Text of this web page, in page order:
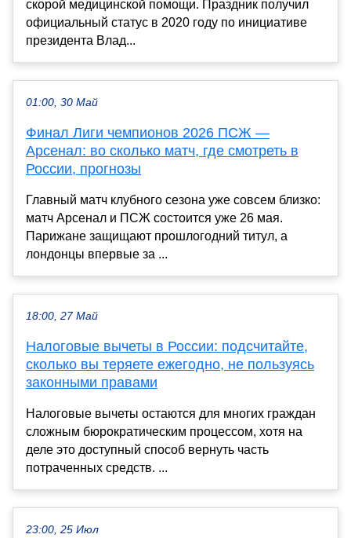
скорой медицинской помощи. Праздник получил
официальный статус в 2020 году по инициативе
президента Влад...
01:00, 30 Май
Финал Лиги чемпионов 2026 ПСЖ —
Арсенал: во сколько матч, где смотреть в
России, прогнозы
Главный матч клубного сезона уже совсем близко:
матч Арсенал и ПСЖ состоится уже 26 мая.
Парижане защищают прошлогодний титул, а
лондонцы впервые за ...
18:00, 27 Май
Налоговые вычеты в России: подсчитайте,
сколько вы теряете ежегодно, не пользуясь
законными правами
Налоговые вычеты остаются для многих граждан
сложным бюрократическим процессом, хотя на
деле это доступный способ вернуть часть
потраченных средств. ...
23:00, 25 Июл